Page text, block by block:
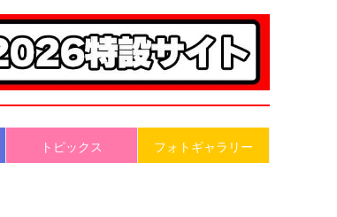
トピックス フォトギャラリー